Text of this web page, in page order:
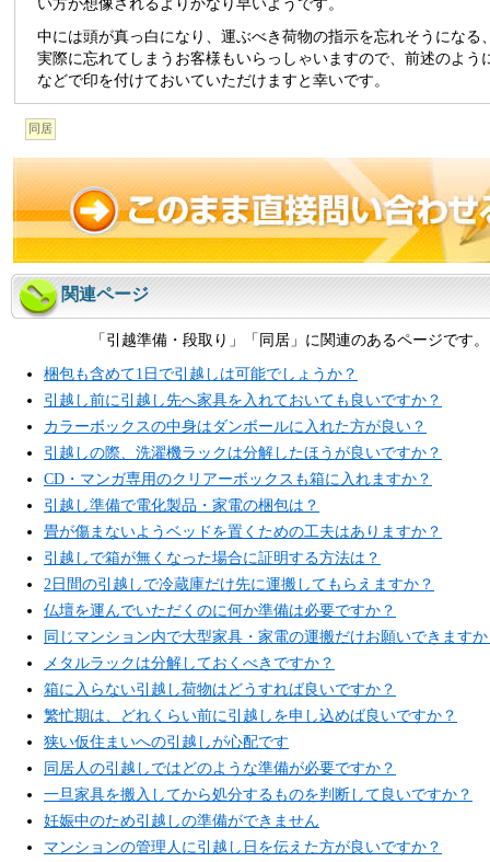
い方が想像されるよりかなり早いようです。
中には頭が真っ白になり、運ぶべき荷物の指示を忘れそうになる
実際に忘れてしまうお客様もいらっしゃいますので、前述のよう
などで印を付けておいていただけますと幸いです。
同居
関連ページ
「引越準備・段取り」「同居」に関連のあるページです。
梱包も含めて1日で引越しは可能でしょうか？
引越し前に引越し先へ家具を入れておいても良いですか？
カラーボックスの中身はダンボールに入れた方が良い？
引越しの際、洗濯機ラックは分解したほうが良いですか？
CD・マンガ専用のクリアーボックスも箱に入れますか？
引越し準備で電化製品・家電の梱包は？
畳が傷まないようベッドを置くための工夫はありますか？
引越しで箱が無くなった場合に証明する方法は？
2日間の引越しで冷蔵庫だけ先に運搬してもらえますか？
仏壇を運んでいただくのに何か準備は必要ですか？
同じマンション内で大型家具・家電の運搬だけお願いできます
メタルラックは分解しておくべきですか？
箱に入らない引越し荷物はどうすれば良いですか？
繁忙期は、どれくらい前に引越しを申し込めば良いですか？
狭い仮住まいへの引越しが心配です
同居人の引越しではどのような準備が必要ですか？
一旦家具を搬入してから処分するものを判断して良いですか？
妊娠中のため引越しの準備ができません
マンションの管理人に引越し日を伝えた方が良いですか？